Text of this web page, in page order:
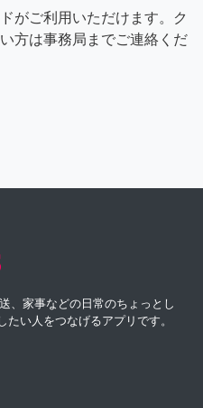
がご利用いただけます。ク
方は事務局までご連絡くだ
、家事などの日常のちょっとし
い人をつなげるアプリです。